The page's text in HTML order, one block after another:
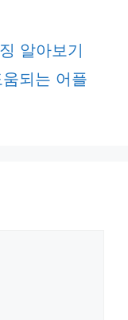
알아보기
되는 어플